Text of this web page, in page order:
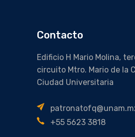
Contacto
Edificio H Mario Molina,
circuito Mtro. Mario de la
Ciudad Universitaria
+55 5623 3818